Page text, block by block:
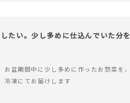
たい。少し多めに仕込んでいた分を
お盆期間中に少し多めに作ったお惣菜を、
冷凍にてお届けします